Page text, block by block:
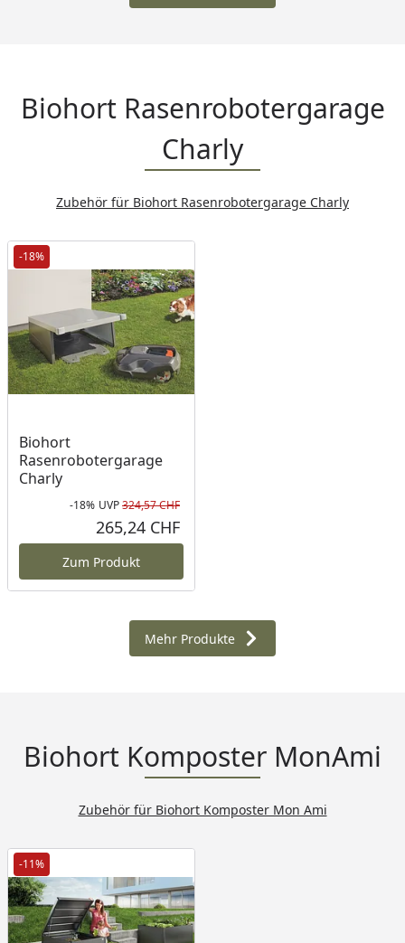
Biohort Rasenrobotergarage
Charly
Zubehör für Biohort Rasenrobotergarage Charly
-18%
Biohort
Rasenrobotergarage
Charly
Rabatt in Prozent
-18%
Ursprünglicher Preis
UVP324,57 CHF
265,24 CHF
Zum Produkt
Mehr Produkte
Biohort Komposter MonAmi
Zubehör für Biohort Komposter Mon Ami
-11%